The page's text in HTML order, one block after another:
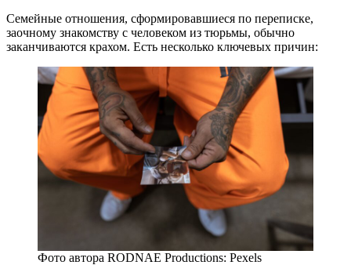
Семейные отношения, сформировавшиеся по переписке,
заочному знакомству с человеком из тюрьмы, обычно
заканчиваются крахом. Есть несколько ключевых причин:
Фото автора RODNAE Productions: Pexels